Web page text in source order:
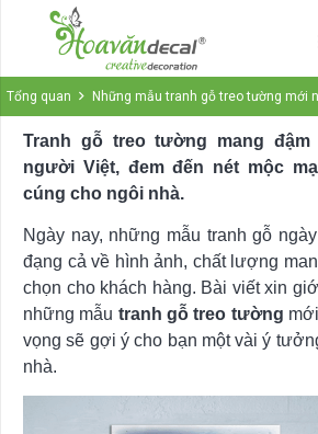
Tổng quan Những mẫu tranh gỗ treo tường mới
Tranh gỗ treo tường mang
người Việt, đem đến nét mộc
cúng cho ngôi nhà.
Ngày nay, những mẫu tranh gỗ
đạng cả về hình ảnh, chất lượng
chọn cho khách hàng. Bài viết xin
những mẫu tranh gỗ treo tường
vọng sẽ gợi ý cho bạn một vài ý
nhà.